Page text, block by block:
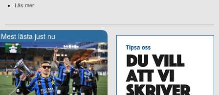
Läs mer
Mest lästa just nu